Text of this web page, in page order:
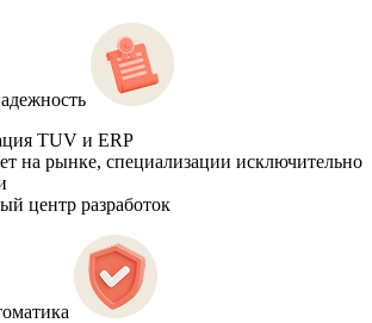
TUV и ERP
на рынке, специализации исключительно
центр разработок